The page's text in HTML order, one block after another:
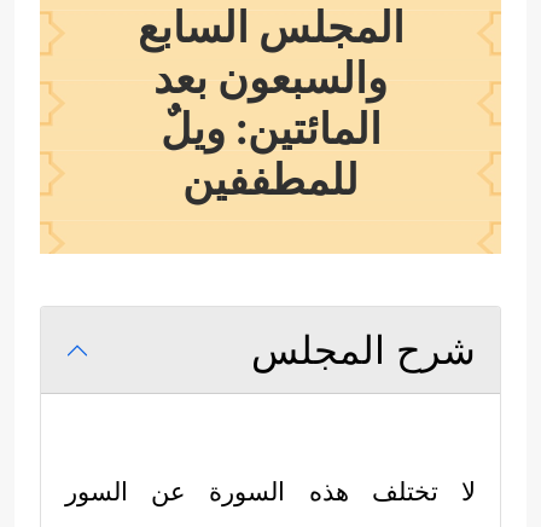
المجلس السابع
والسبعون بعد
المائتين: ويلٌ
للمطففين
شرح المجلس
لا تختلف هذه السورة عن السور